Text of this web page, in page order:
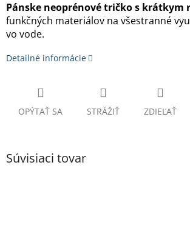
Pánske neoprénové tričko s krátkym
funkčných materiálov na všestranné
vo vode.
Detailné informácie
OPÝTAŤ SA STRÁŽIŤ ZDIEĽAŤ
Súvisiaci tovar